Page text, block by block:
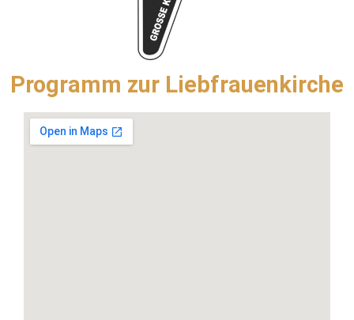
Programm zur Liebfrauenkirche